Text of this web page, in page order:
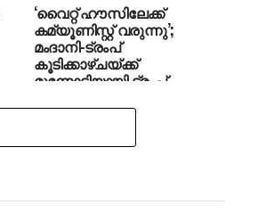
‘വൈറ്റ് ഹൗസിലേക്ക്
കമ്യൂണിസ്റ്റ് വരുന്നു’;
മംദാനി-ട്രംപ്
കൂടിക്കാഴ്ചയ്ക്ക്
മുന്നോടിയായി ട്രംപ്